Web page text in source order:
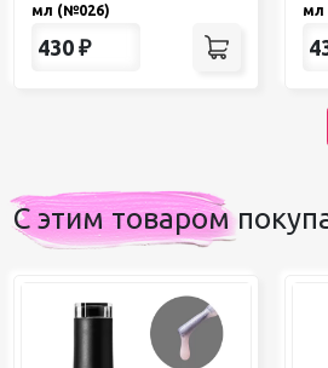
мл (№026)
430 ₽
мл
С этим товаром